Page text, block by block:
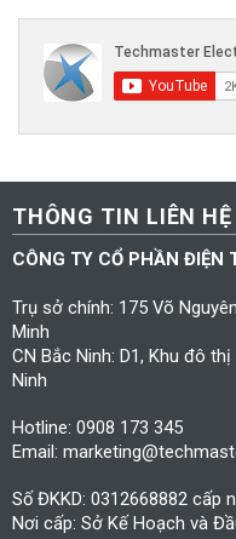
THÔNG TIN LIÊN HỆ
CÔNG TY CỔ PHẦN ĐIỆN
Trụ sở chính: 175 Võ
Minh
CN Bắc Ninh: D1, Khu đô
Ninh
Hotline: 0908 173 345
Email:
Số ĐKKD: 0312668882 cấp
Nơi cấp: Sở Kế Hoạch và